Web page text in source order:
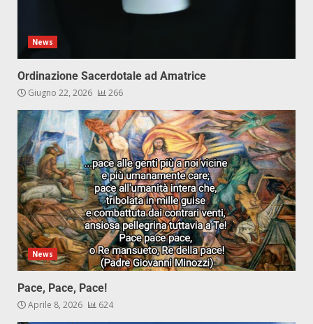
News
Ordinazione Sacerdotale ad Amatrice
Giugno 22, 2026 266
News
Pace, Pace, Pace!
Aprile 8, 2026 624